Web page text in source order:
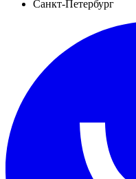
Санкт-Петербург